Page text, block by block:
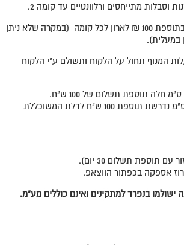
וסבלות מתייחסים ורלוונטיים עד קומה 2.
הובלה מקומה 3 כולל, בתוספת 100 ₪ לארון לכל קומה (במקרה שלא ניתן
במעלית).
נדרש מקומה 4, עלות המנוף תחול על הלקוח ותשולם ע"י הלקוח
בדלתות מעל רוחב 90 ס"מ נדרשת תוספת 100 ש"ח לדלת המשוכללת
אספקה בכפתור הווצאפ.
ישולמו בנפרד למתקינים ואינם כוללים מע"מ.